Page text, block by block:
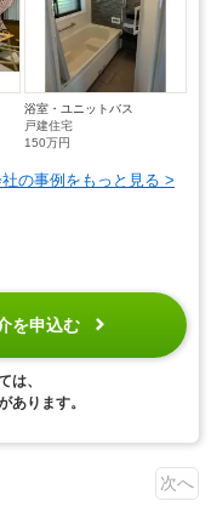
浴室・ユニットバス
戸建住宅
150万円
の事例をもっと見る >
を申込む
は、
あります。
次へ